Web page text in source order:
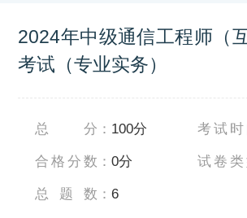
2024年中级通信工程师（
考试（专业实务）
总分 ： 100分
合格分数 ：0分
总题数 ：6
考试时
试卷类